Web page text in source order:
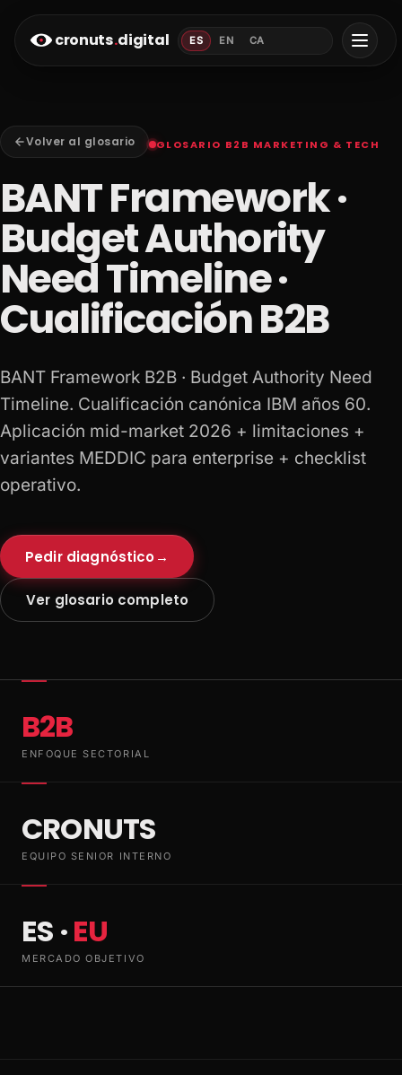
cronuts.digital ES EN CA
Volver al glosario GLOSARIO B2B MARKETING & TECH
BANT Framework ·
Budget Authority
Need Timeline ·
Cualificación B2B
BANT Framework B2B · Budget Authority Need
Timeline. Cualificación canónica IBM años 60.
Aplicación mid-market 2026 + limitaciones +
variantes MEDDIC para enterprise + checklist
operativo.
Pedir diagnóstico→
Ver glosario completo
B2B
ENFOQUE SECTORIAL
CRONUTS
EQUIPO SENIOR INTERNO
ES ·EU
MERCADO OBJETIVO